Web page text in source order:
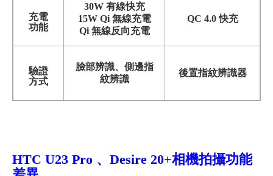
充電
功能
30W 有線快充
15W Qi 無線充電
Qi 無線反向充電
QC 4.0 快充
驗證
方式
臉部辨識、側邊指
紋辨識
後置指紋辨識器
HTC U23 Pro 、Desire 20+相機拍攝功能